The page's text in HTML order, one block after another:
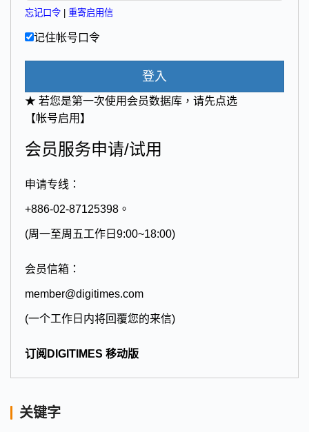
忘记口令 重寄启用信
记住帐号口令
登入
★ 若您是第一次使用会员数据库，请先点选
【帐号启用】
会员服务申请/试用
申请专线：
+886-02-87125398。
(周一至周五工作日9:00~18:00)
会员信箱：
member@digitimes.com
(一个工作日内将回覆您的来信)
订阅DIGITIMES 移动版
关键字